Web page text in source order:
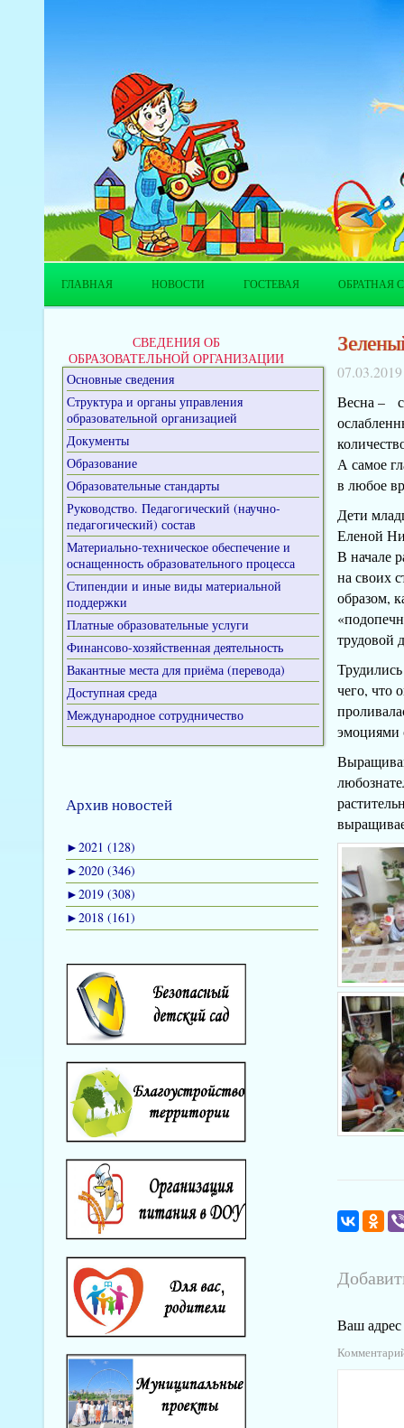
ГЛАВНАЯ НОВОСТИ ГОСТЕВАЯ ОБРАТНАЯ
СВЕДЕНИЯ ОБ
ОБРАЗОВАТЕЛЬНОЙ ОРГАНИЗАЦИИ
Основные сведения
Структура и органы управления
образовательной организацией
Документы
Образование
Образовательные стандарты
Руководство. Педагогический (научно-
педагогический) состав
Материально-техническое обеспечение и
оснащенность образовательного процесса
Стипендии и иные виды материальной
поддержки
Платные образовательные услуги
Финансово-хозяйственная деятельность
Вакантные места для приёма (перевода)
Доступная среда
Международное сотрудничество
Архив новостей
►2021 (128)
►2020 (346)
►2019 (308)
►2018 (161)
07.03.2019
Весна –
А самое
в любое
Дети
Еленой
В начале
на своих
образом,
трудовой
чего, что
эмоциями
Ваш адрес